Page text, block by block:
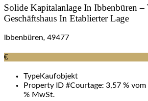
Solide Kapitalanlage In Ibbenbüren
Geschäftshaus In Etablierter Lage
Ibbenbüren, 49477
€
TypeKaufobjekt
Property ID #Courtage: 3,57 %
% MwSt.